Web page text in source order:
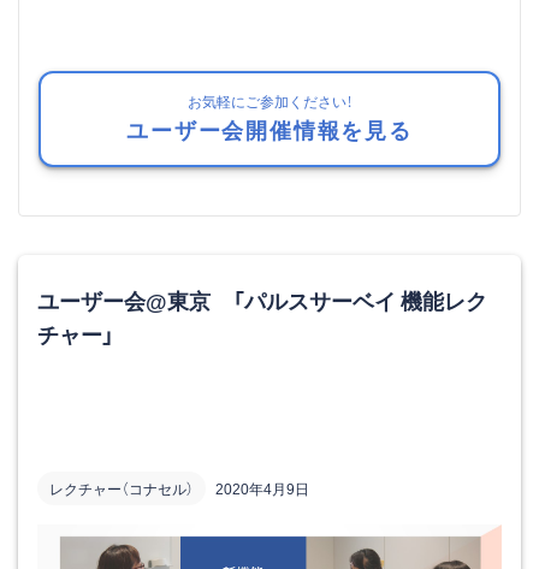
お気軽にご参加ください！
ユーザー会開催情報を見る
ユーザー会@東京 「パルスサーベイ 機能レク
チャー」
レクチャー（コナセル） 2020年4月9日